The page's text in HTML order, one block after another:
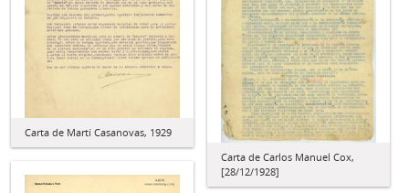
Carta de Martí Casanovas, 1929
Carta de Carlos Manuel Cox,
[28/12/1928]